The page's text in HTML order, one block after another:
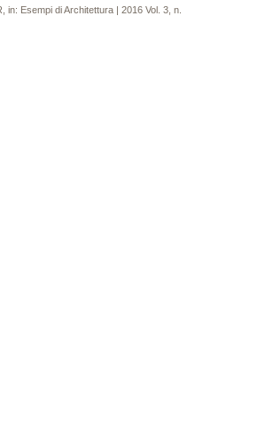
Esempi di Architettura | 2016 Vol. 3, n.